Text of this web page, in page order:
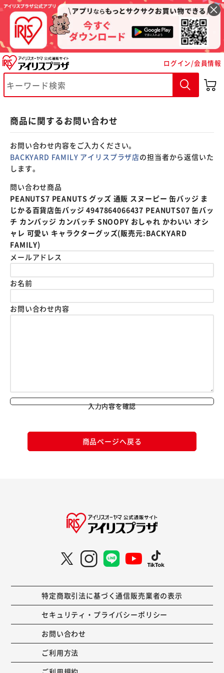
ログイン/会員情報
商品に関するお問い合わせ
お問い合わせ内容をご入力ください。
BACKYARD FAMILY アイリスプラザ店の担当者から返信いた
します。
問い合わせ商品
PEANUTS7 PEANUTS グッズ 通販 スヌーピー 缶バッジ ま
じかる百貨店缶バッジ 4947864066437 PEANUTS07 缶バッ
チ カンバッジ カンバッチ SNOOPY おしゃれ かわいい オシ
ャレ 可愛い キャラクターグッズ(販売元:BACKYARD
FAMILY)
メールアドレス
お名前
お問い合わせ内容
入力内容を確認
商品ページへ戻る
特定商取引法に基づく通信販売業者の表示
セキュリティ・プライバシーポリシー
お問い合わせ
ご利用方法
※ご確認ください
カートに入れる